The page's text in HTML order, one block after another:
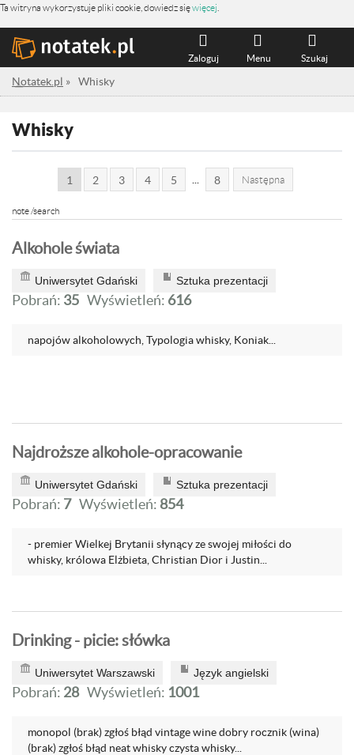
Ta witryna wykorzystuje pliki cookie, dowiedz sięwięcej
Szukaj
Menu
Zaloguj
Notatek.pl » Whisky
Whisky
1 2 3 4 5 8 Następna
note /search
Alkohole świata
Uniwersytet Gdański Sztuka prezentacji
Pobrań: 35 Wyświetleń: 616
napojów alkoholowych, Typologia whisky, Koniak...
Najdroższe alkohole-opracowanie
Uniwersytet Gdański Sztuka prezentacji
Pobrań: 7 Wyświetleń: 854
- premier Wielkej Brytanii słynący ze swojej miłości do
whisky, królowa Elżbieta, Christian Dior i Justin...
Drinking - picie: słówka
Uniwersytet Warszawski Język angielski
Pobrań: 28 Wyświetleń: 1001
monopol (brak) zgłoś błąd vintage wine dobry rocznik (wina)
(brak) zgłoś błąd neat whisky czysta whisky...